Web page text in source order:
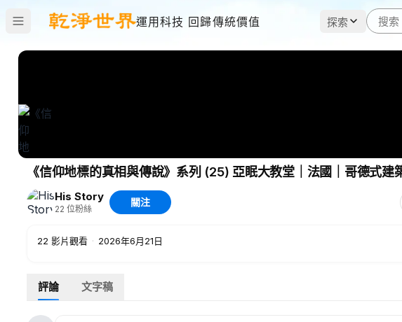
運用科技 回歸傳統價值 探索
《信仰地標的真相與傳說》系列 (25) 亞眠大教堂｜法國｜哥德式
His Story
22 位粉絲
關注
22 影片觀看 · 2026年6月21日
評論 文字稿